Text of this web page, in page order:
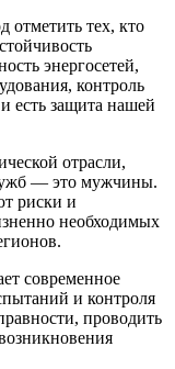
отметить тех, кто
энергосетей,
контроль
есть защита нашей
отрасли,
— это мужчины.
риски и
необходимых
современное
и контроля
проводить